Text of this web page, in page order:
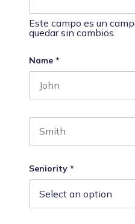
Este campo es un
quedar sin cambios.
Name *
Seniority *